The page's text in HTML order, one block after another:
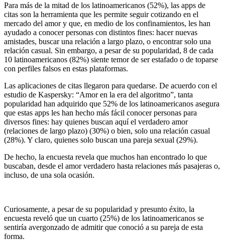
Para más de la mitad de los latinoamericanos (52%), las apps de
citas son la herramienta que les permite seguir cotizando en el
mercado del amor y que, en medio de los confinamientos, les han
ayudado a conocer personas con distintos fines: hacer nuevas
amistades, buscar una relación a largo plazo, o encontrar solo una
relación casual. Sin embargo, a pesar de su popularidad, 8 de cada
10 latinoamericanos (82%) siente temor de ser estafado o de toparse
con perfiles falsos en estas plataformas.
Las aplicaciones de citas llegaron para quedarse. De acuerdo con el
estudio de Kaspersky: “Amor en la era del algoritmo”, tanta
popularidad han adquirido que 52% de los latinoamericanos asegura
que estas apps les han hecho más fácil conocer personas para
diversos fines: hay quienes buscan aquí el verdadero amor
(relaciones de largo plazo) (30%) o bien, solo una relación casual
(28%). Y claro, quienes solo buscan una pareja sexual (29%).
De hecho, la encuesta revela que muchos han encontrado lo que
buscaban, desde el amor verdadero hasta relaciones más pasajeras o,
incluso, de una sola ocasión.
Curiosamente, a pesar de su popularidad y presunto éxito, la
encuesta reveló que un cuarto (25%) de los latinoamericanos se
sentiría avergonzado de admitir que conoció a su pareja de esta
forma.